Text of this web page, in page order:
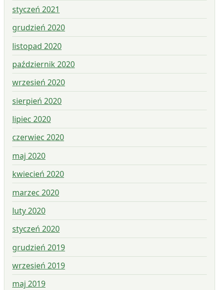
styczeń 2021
grudzień 2020
listopad 2020
październik 2020
wrzesień 2020
sierpień 2020
lipiec 2020
czerwiec 2020
maj 2020
kwiecień 2020
marzec 2020
luty 2020
styczeń 2020
grudzień 2019
wrzesień 2019
maj 2019